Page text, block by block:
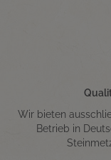
Wir bieten
Betrieb in